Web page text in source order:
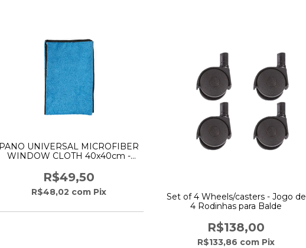
PANO UNIVERSAL MICROFIBER
WINDOW CLOTH 40x40cm -
R$49,50
R$48,02 com Pix
Set of 4 Wheels/casters - Jogo de
4 Rodinhas para Balde
R$138,00
R$133,86 com Pix